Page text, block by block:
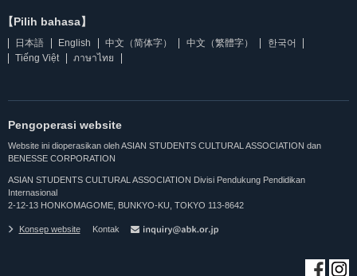
【Pilih bahasa】
日本語 English 中文（简体字） 中文（繁體字）
한국어
Tiếng Việt
ภาษาไทย
Pengoperasi website
Website ini dioperasikan oleh ASIAN STUDENTS CULTURAL ASSOCIATION dan
BENESSE CORPORATION
ASIAN STUDENTS CULTURAL ASSOCIATION Divisi Pendukung Pendidikan
Internasional
2-12-13 HONKOMAGOME, BUNKYO-KU, TOKYO 113-8642
Konsep website Kontak